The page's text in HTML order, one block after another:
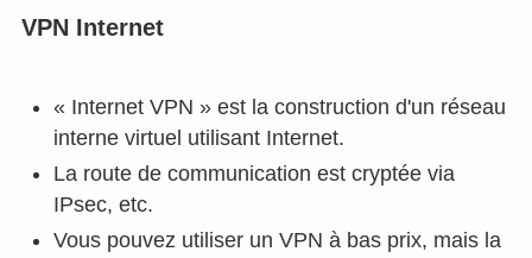
VPN Internet
« Internet VPN » est la construction d'un réseau
interne virtuel utilisant Internet.
La route de communication est cryptée via
IPsec, etc.
Vous pouvez utiliser un VPN à bas prix, mais la